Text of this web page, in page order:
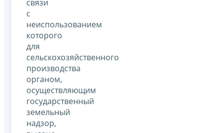
связи
с
неиспользованием
которого
для
сельскохозяйственного
производства
органом,
осуществляющим
государственный
земельный
надзор,